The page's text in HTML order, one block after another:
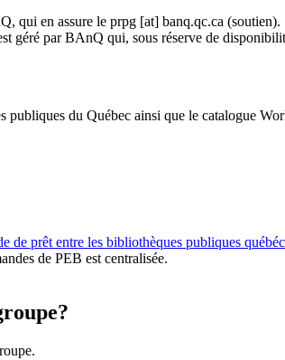
qui en assure le prpg [at] banq.qc.ca (soutien).
géré par BAnQ qui, sous réserve de
publiques du Québec ainsi que le catalogue
de prêt entre les bibliothèques publiques
de PEB est centralisée.